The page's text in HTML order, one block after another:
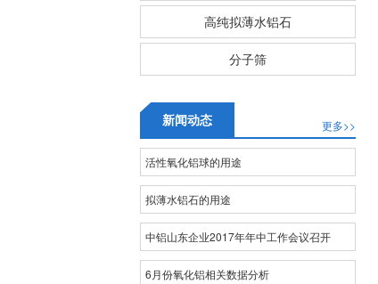
煅烧α氧化铝
低纳煅烧α氧化铝（粗粉）
医药吸附专用活性氧化铝球
活性氧化铝微球
高纯氧化铝球
微粉氢氧化铝系列
球形氢氧化铝产品
高白填料氢氧化铝（种分）
高白填料氢氧化铝（碳分）
低粘度氢氧化铝填料
高纯拟薄水铝石
分子筛
更多>>
新闻动态
活性氧化铝球的用途
拟薄水铝石的用途
中铝山东企业2017年年中工作会议召开
6月份氧化铝相关数据分析